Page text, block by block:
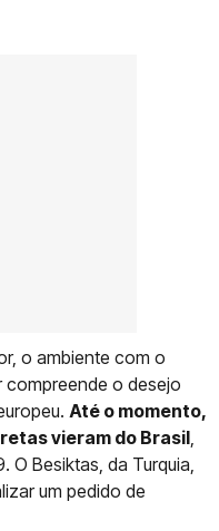
o ambiente com o
compreende o desejo
Até o momento,
vieram do Brasil,
O Besiktas, da Turquia,
um pedido de